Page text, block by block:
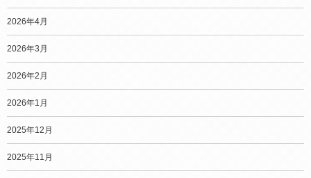
2026年4月
2026年3月
2026年2月
2026年1月
2025年12月
2025年11月